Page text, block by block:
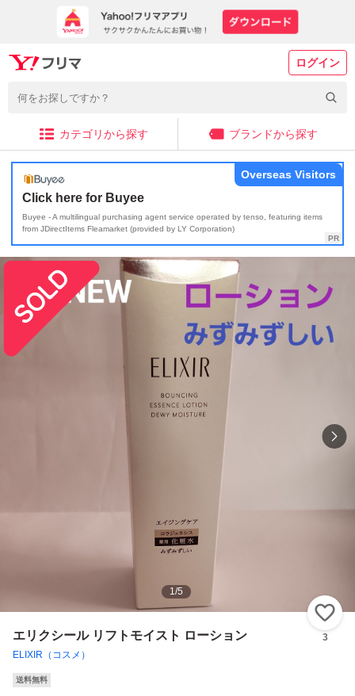
ログイン
カテゴリから探す ブランドから探す
Click here for Buyee
Buyee - A multilingual purchasing agent service operated by tenso, featuring items
from JDirectItems Fleamarket (provided by LY Corporation)
Overseas Visitors
1/5
エリクシール リフトモイスト ローション
ELIXIR（コスメ）
3
送料無料